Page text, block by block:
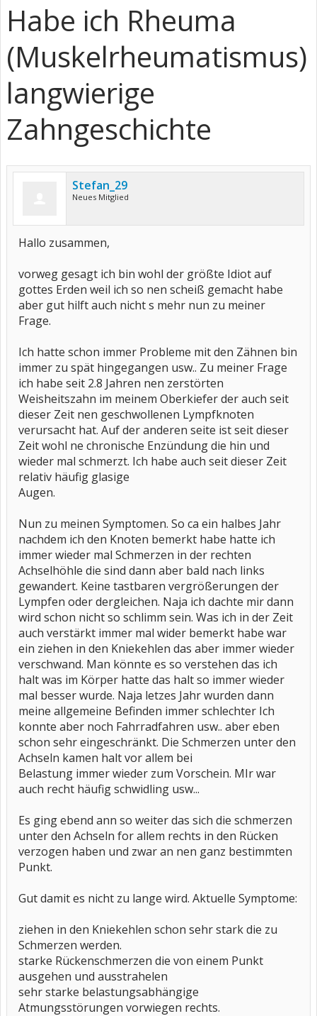
Habe ich Rheuma
(Muskelrheumatismus)
langwierige
Zahngeschichte
Stefan_29
Neues Mitglied
Hallo zusammen,
vorweg gesagt ich bin wohl der größte Idiot auf
gottes Erden weil ich so nen scheiß gemacht habe
aber gut hilft auch nicht s mehr nun zu meiner
Frage.
Ich hatte schon immer Probleme mit den Zähnen bin
immer zu spät hingegangen usw.. Zu meiner Frage
ich habe seit 2.8 Jahren nen zerstörten
Weisheitszahn im meinem Oberkiefer der auch seit
dieser Zeit nen geschwollenen Lympfknoten
verursacht hat. Auf der anderen seite ist seit dieser
Zeit wohl ne chronische Enzündung die hin und
wieder mal schmerzt. Ich habe auch seit dieser Zeit
relativ häufig glasige
Augen.
Nun zu meinen Symptomen. So ca ein halbes Jahr
nachdem ich den Knoten bemerkt habe hatte ich
immer wieder mal Schmerzen in der rechten
Achselhöhle die sind dann aber bald nach links
gewandert. Keine tastbaren vergrößerungen der
Lympfen oder dergleichen. Naja ich dachte mir dann
wird schon nicht so schlimm sein. Was ich in der Zeit
auch verstärkt immer mal wider bemerkt habe war
ein ziehen in den Kniekehlen das aber immer wieder
verschwand. Man könnte es so verstehen das ich
halt was im Körper hatte das halt so immer wieder
mal besser wurde. Naja letzes Jahr wurden dann
meine allgemeine Befinden immer schlechter Ich
konnte aber noch Fahrradfahren usw.. aber eben
schon sehr eingeschränkt. Die Schmerzen unter den
Achseln kamen halt vor allem bei
Belastung immer wieder zum Vorschein. MIr war
auch recht häufig schwidling usw...
Es ging ebend ann so weiter das sich die schmerzen
unter den Achseln for allem rechts in den Rücken
verzogen haben und zwar an nen ganz bestimmten
Punkt.
Gut damit es nicht zu lange wird. Aktuelle Symptome:
ziehen in den Kniekehlen schon sehr stark die zu
Schmerzen werden.
starke Rückenschmerzen die von einem Punkt
ausgehen und ausstrahelen
sehr starke belastungsabhängige
Atmungsstörungen vorwiegen rechts.